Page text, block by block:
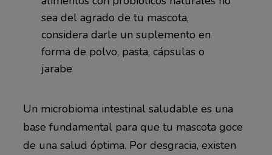
sea del agrado de tu mascota,
considera darle un suplemento en
forma de polvo, pasta, cápsulas o
jarabe
Un microbioma intestinal saludable es una
base fundamental para que tu mascota goce
de una salud óptima. Por desgracia, existen